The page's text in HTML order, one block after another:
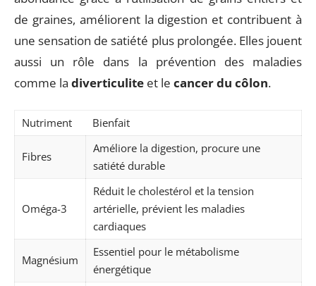
de graines, améliorent la digestion et contribuent à
une sensation de satiété plus prolongée. Elles jouent
aussi un rôle dans la prévention des maladies
comme la diverticulite et le cancer du côlon.
Nutriment Bienfait
Fibres
Améliore la digestion, procure une
satiété durable
Oméga-3
Réduit le cholestérol et la tension
artérielle, prévient les maladies
cardiaques
Magnésium
Essentiel pour le métabolisme
énergétique